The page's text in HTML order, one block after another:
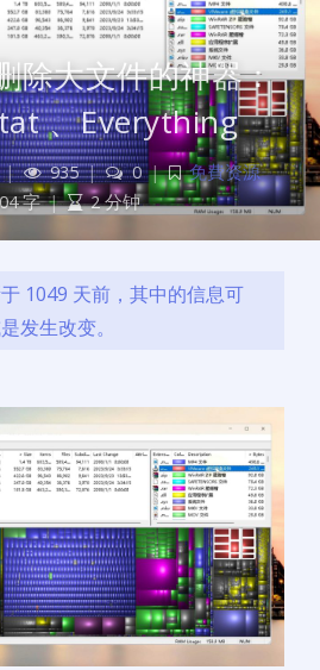
除大文件的神器：
、Everything
| 935 | 0 |
免費资源
字 | 2 分钟
1049 天前，其中的信息可
发生改变。